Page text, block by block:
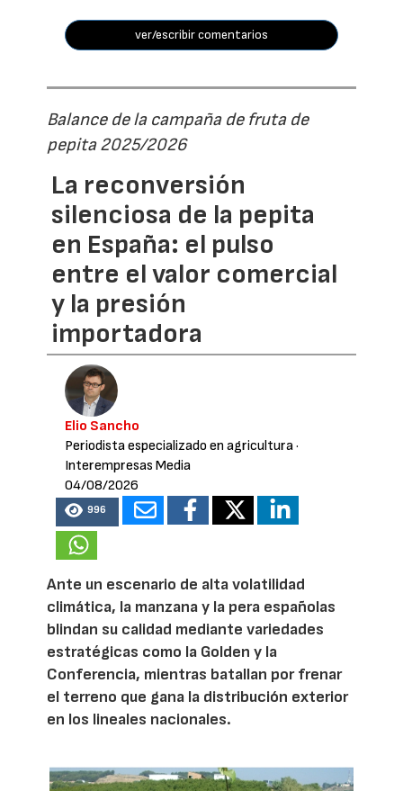
ver/escribir comentarios
Balance de la campaña de fruta de
pepita 2025/2026
La reconversión
silenciosa de la pepita
en España: el pulso
entre el valor comercial
y la presión
importadora
Elio Sancho
Periodista especializado en agricultura·
Interempresas Media
04/08/2026
996
Ante un escenario de alta volatilidad
climática, la manzana y la pera españolas
blindan su calidad mediante variedades
estratégicas como la Golden y la
Conferencia, mientras batallan por frenar
el terreno que gana la distribución exterior
en los lineales nacionales.